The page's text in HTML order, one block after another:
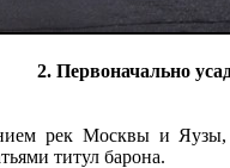
2. Первоначально
рек Москвы и
титул барона.